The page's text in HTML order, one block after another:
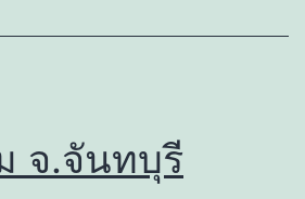
จ.จันทบุรี